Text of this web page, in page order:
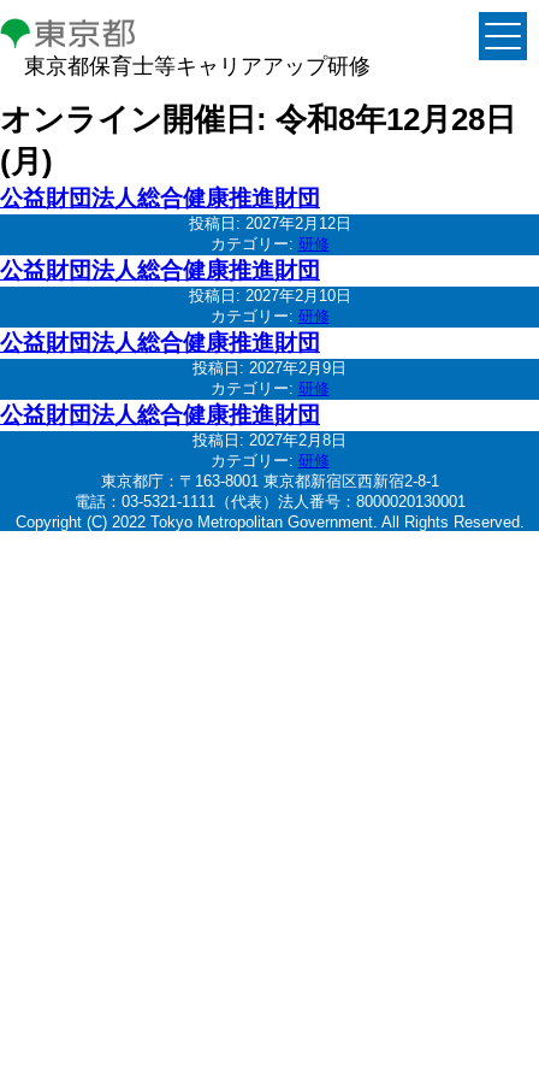
東京都保育士等キャリアアップ研修
オンライン開催日: 令和8年12月28日
(月)
公益財団法人総合健康推進財団
投稿日: 2027年2月12日
カテゴリー: 研修
公益財団法人総合健康推進財団
投稿日: 2027年2月10日
カテゴリー: 研修
公益財団法人総合健康推進財団
投稿日: 2027年2月9日
カテゴリー: 研修
公益財団法人総合健康推進財団
投稿日: 2027年2月8日
カテゴリー: 研修
東京都庁：〒163-8001 東京都新宿区西新宿2-8-1
電話：03-5321-1111（代表）法人番号：8000020130001
Copyright (C) 2022 Tokyo Metropolitan Government. All Rights Reserved.